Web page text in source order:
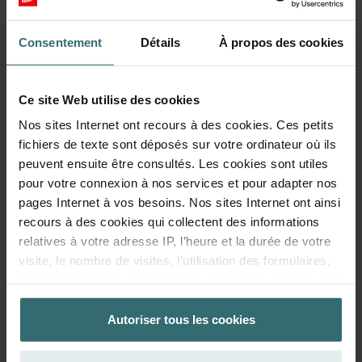
Consentement Détails À propos des cookies
Ce site Web utilise des cookies
Nos sites Internet ont recours à des cookies. Ces petits
fichiers de texte sont déposés sur votre ordinateur où ils
peuvent ensuite être consultés. Les cookies sont utiles
pour votre connexion à nos services et pour adapter nos
pages Internet à vos besoins. Nos sites Internet ont ainsi
recours à des cookies qui collectent des informations
relatives à votre adresse IP, l’heure et la durée de votre
visite, le nombre de visites, l’utilisation des formulaires,
réglages concernant les favoris sur nos sites Internet. La
durée de stockage des cookies est variable.
Autoriser tous les cookies
Fresh Scent Filter – ComfoWell Filterbox
320 | Zehnder Original
Set de filtres pour protéger votre air intérieur contre les
odeurs et poussières indésirables - 1x ePM10 (M5)